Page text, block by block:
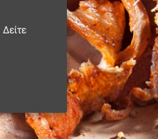
ΧΡΟΝΙΑ
προϊόντα
Δείτε